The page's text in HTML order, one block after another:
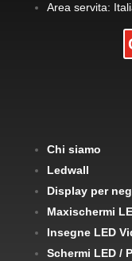
Area servita:
Chi siamo
Ledwall
Display per
Maxischermi
Insegne LED
Schermi LED /